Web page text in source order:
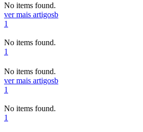
No items found.
ver mais artigosb
1
No items found.
1
No items found.
ver mais artigosb
1
No items found.
1